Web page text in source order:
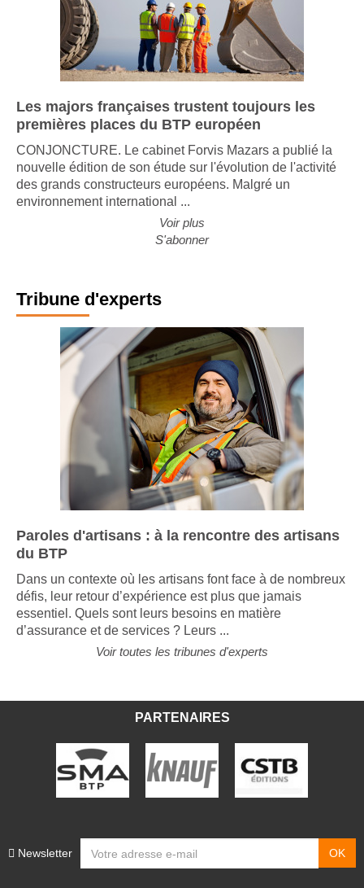
Les majors françaises trustent toujours les
premières places du BTP européen
CONJONCTURE. Le cabinet Forvis Mazars a publié la
nouvelle édition de son étude sur l'évolution de l'activité
des grands constructeurs européens. Malgré un
Voir plus
Tribune d'experts
Paroles d'artisans : à la rencontre des artisans
Dans un contexte où les artisans font face à de nombreux
défis, leur retour d’expérience est plus que jamais
essentiel. Quels sont leurs besoins en matière